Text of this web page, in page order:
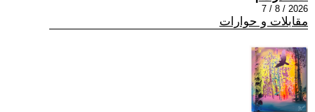
2026 / 8 / 7
مقابلات و حوارات